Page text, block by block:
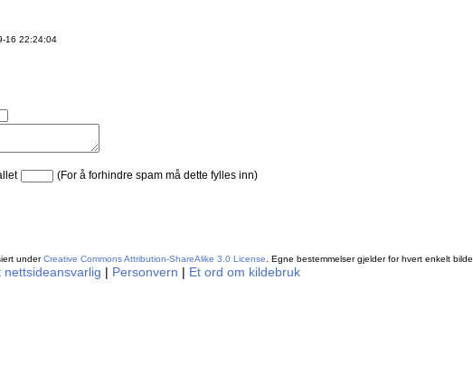
16 22:24:04
(For å forhindre spam må dette fylles inn)
underCreative Commons Attribution-ShareAlike 3.0 License . Egne bestemmelser gjelder for hvert enkelt bilde.
nettsideansvarlig | Personvern | Et ord om kildebruk